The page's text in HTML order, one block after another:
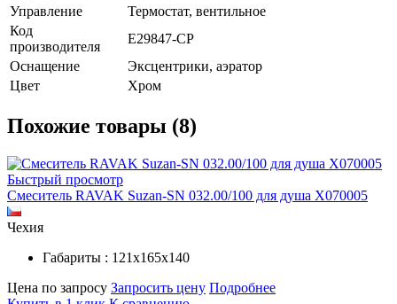
Управление
Термостат, вентильное
Код
производителя
E29847-CP
Оснащение
Эксцентрики, аэратор
Цвет
Хром
Похожие товары (8)
Быстрый просмотр
Смеситель RAVAK Suzan-SN 032.00/100 для душа X070005
Чехия
Габариты : 121х165х140
Цена по запросу Запросить цену Подробнее